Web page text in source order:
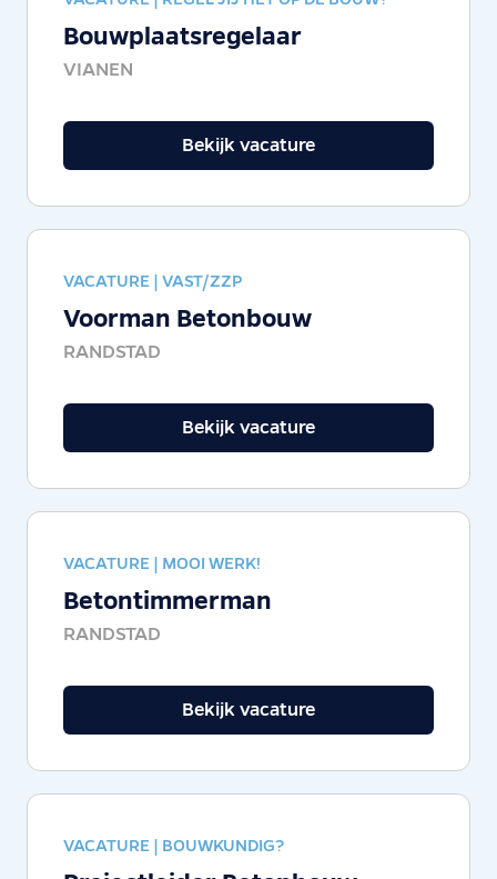
Bouwplaatsregelaar
VIANEN
Bekijk vacature
VACATURE | VAST/ZZP
Voorman Betonbouw
RANDSTAD
Bekijk vacature
VACATURE | MOOI WERK!
Betontimmerman
RANDSTAD
Bekijk vacature
VACATURE | BOUWKUNDIG?